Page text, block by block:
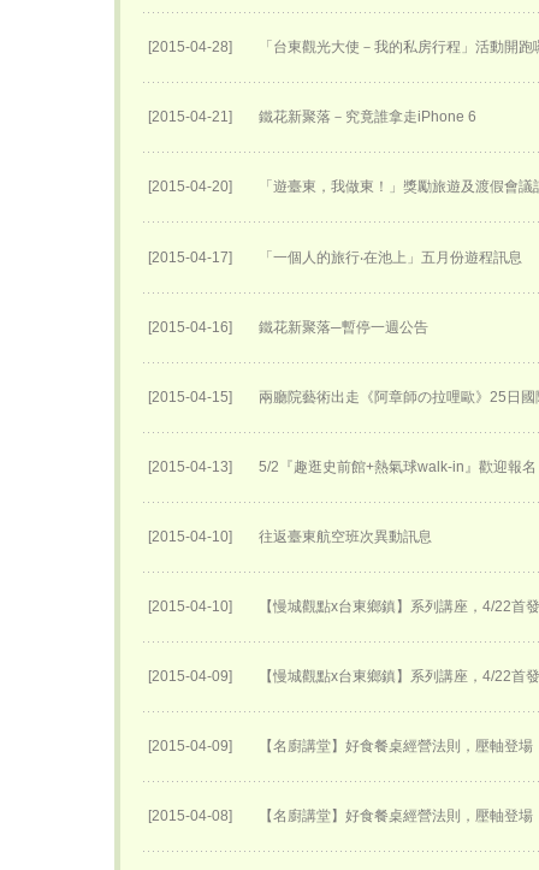
[2015-04-28] 「台東觀光大使－我的私房行程」活動開跑
[2015-04-21] 鐵花新聚落－究竟誰拿走iPhone 6
[2015-04-20] 「遊臺東，我做東！」獎勵旅遊及渡假會議
[2015-04-17] 「一個人的旅行‧在池上」五月份遊程訊息
[2015-04-16] 鐵花新聚落─暫停一週公告
[2015-04-15] 兩廳院藝術出走《阿章師の拉哩歐》25日
[2015-04-13] 5/2『趣逛史前館+熱氣球walk-in』歡迎報
[2015-04-10] 往返臺東航空班次異動訊息
[2015-04-10] 【慢城觀點x台東鄉鎮】系列講座，4/22首
[2015-04-09] 【慢城觀點x台東鄉鎮】系列講座，4/22首
[2015-04-09] 【名廚講堂】好食餐桌經營法則，壓軸登場
[2015-04-08] 【名廚講堂】好食餐桌經營法則，壓軸登場